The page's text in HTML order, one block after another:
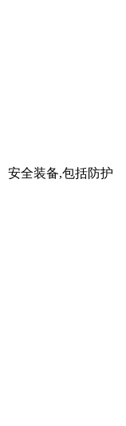
安全装备,包括防护